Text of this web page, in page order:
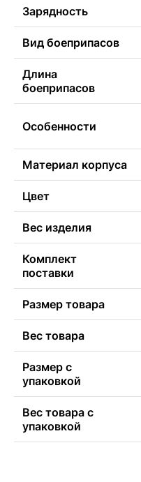
Зарядность
Вид боеприпасов
Длина
боеприпасов
Особенности
Материал корпуса
Цвет
Вес изделия
Комплект
поставки
Размер товара
Вес товара
Размер с
упаковкой
Вес товара с
упаковкой